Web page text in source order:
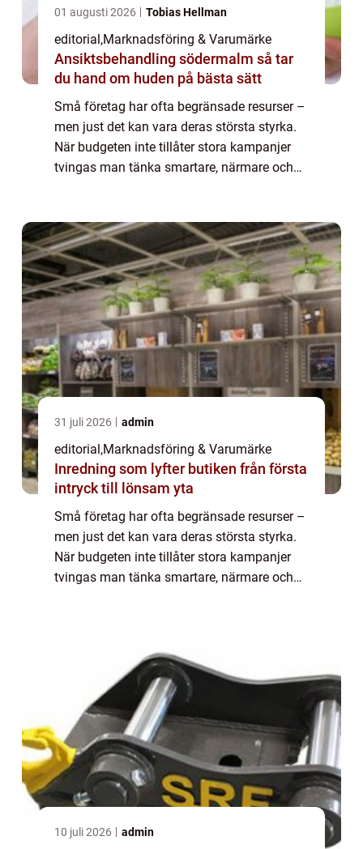
01 augusti 2026 Tobias Hellman
editorial ,Marknadsföring & Varumärke
Ansiktsbehandling södermalm så tar
du hand om huden på bästa sätt
Små företag har ofta begränsade resurser –
men just det kan vara deras största styrka.
När budgeten inte tillåter stora kampanjer
tvingas man tänka smartare, närmare och
31 juli 2026 admin
editorial ,Marknadsföring & Varumärke
Inredning som lyfter butiken från första
intryck till lönsam yta
Små företag har ofta begränsade resurser –
men just det kan vara deras största styrka.
När budgeten inte tillåter stora kampanjer
tvingas man tänka smartare, närmare och
10 juli 2026 admin